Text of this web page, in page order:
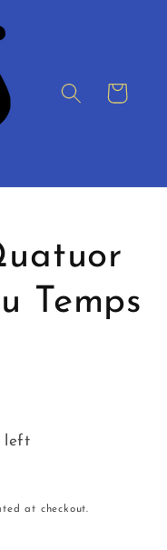
Cart
Temps
left
at checkout.